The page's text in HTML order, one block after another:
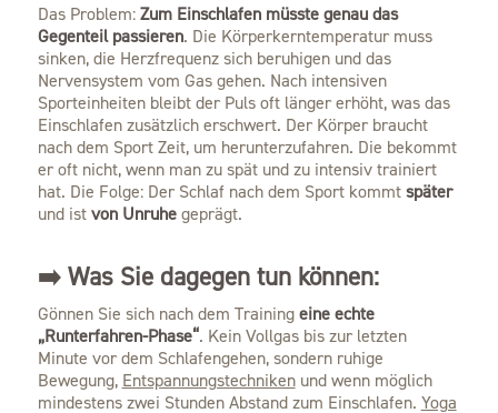
Das Problem:Zum Einschlafen müsste genau das
Gegenteil passieren. Die Körperkerntemperatur muss
sinken, die Herzfrequenz sich beruhigen und das
Nervensystem vom Gas gehen. Nach intensiven
Sporteinheiten bleibt der Puls oft länger erhöht, was das
Einschlafen zusätzlich erschwert. Der Körper braucht
nach dem Sport Zeit, um herunterzufahren. Die bekommt
er oft nicht, wenn man zu spät und zu intensiv trainiert
hat. Die Folge: Der Schlaf nach dem Sport kommtspäter
und istvon Unruhegeprägt.
➡️ Was Sie dagegen tun können:
Gönnen Sie sich nach dem Trainingeine echte
„Runterfahren-Phase“. Kein Vollgas bis zur letzten
Minute vor dem Schlafengehen, sondern ruhige
Bewegung, Entspannungstechnikenund wenn möglich
mindestens zwei Stunden Abstand zum Einschlafen. Yoga